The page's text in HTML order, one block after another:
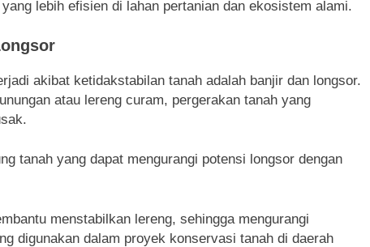
lebih efisien di lahan pertanian dan ekosistem alami.
akibat ketidakstabilan tanah adalah banjir dan longsor.
atau lereng curam, pergerakan tanah yang
tanah yang dapat mengurangi potensi longsor dengan
menstabilkan lereng, sehingga mengurangi
digunakan dalam proyek konservasi tanah di daerah